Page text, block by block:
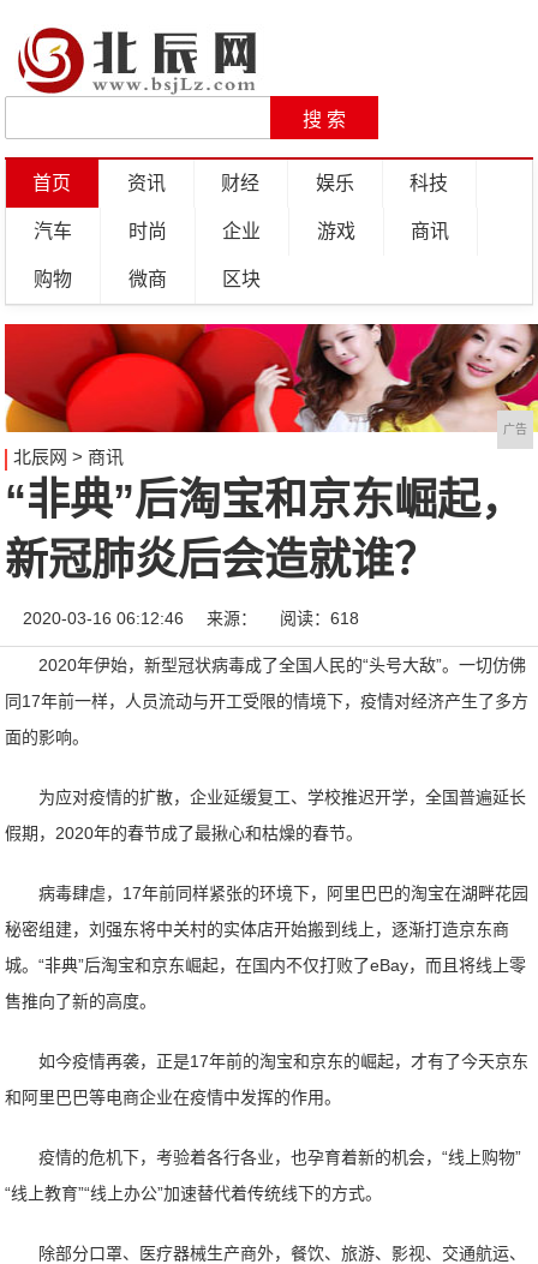
首页 资讯 财经 娱乐 科技
汽车 时尚 企业 游戏 商讯
购物 微商 区块
广告
北辰网 > 商讯
“非典”后淘宝和京东崛起，
新冠肺炎后会造就谁？
2020-03-16 06:12:46 来源： 阅读：618
2020年伊始，新型冠状病毒成了全国人民的“头号大敌”。一切仿佛
同17年前一样，人员流动与开工受限的情境下，疫情对经济产生了多方
面的影响。
为应对疫情的扩散，企业延缓复工、学校推迟开学，全国普遍延长
假期，2020年的春节成了最揪心和枯燥的春节。
病毒肆虐，17年前同样紧张的环境下，阿里巴巴的淘宝在湖畔花园
秘密组建，刘强东将中关村的实体店开始搬到线上，逐渐打造京东商
城。“非典”后淘宝和京东崛起，在国内不仅打败了eBay，而且将线上零
售推向了新的高度。
如今疫情再袭，正是17年前的淘宝和京东的崛起，才有了今天京东
和阿里巴巴等电商企业在疫情中发挥的作用。
疫情的危机下，考验着各行各业，也孕育着新的机会，“线上购物”
“线上教育”“线上办公”加速替代着传统线下的方式。
除部分口罩、医疗器械生产商外，餐饮、旅游、影视、交通航运、